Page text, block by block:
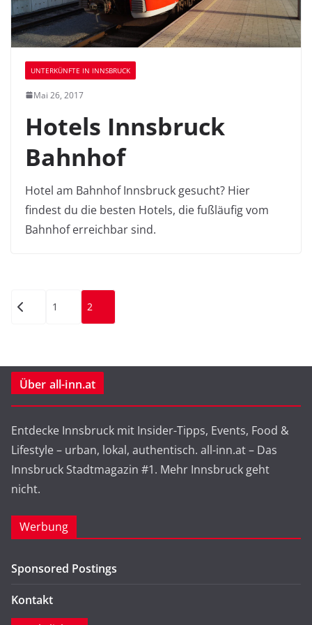
UNTERKÜNFTE IN INNSBRUCK
Mai 26, 2017
Hotels Innsbruck
Bahnhof
Hotel am Bahnhof Innsbruck gesucht? Hier
findest du die besten Hotels, die fußläufig vom
Bahnhof erreichbar sind.
Seitennummerierung
Beiträge
1 2
Über all-inn.at
Entdecke Innsbruck mit Insider-Tipps, Events, Food &
Lifestyle – urban, lokal, authentisch. all-inn.at – Das
Innsbruck Stadtmagazin #1. Mehr Innsbruck geht
nicht.
Werbung
Sponsored Postings
Kontakt